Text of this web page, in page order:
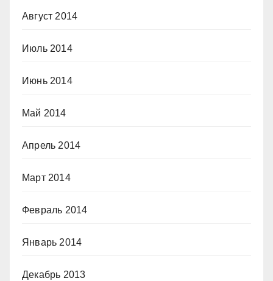
Август 2014
Июль 2014
Июнь 2014
Май 2014
Апрель 2014
Март 2014
Февраль 2014
Январь 2014
Декабрь 2013